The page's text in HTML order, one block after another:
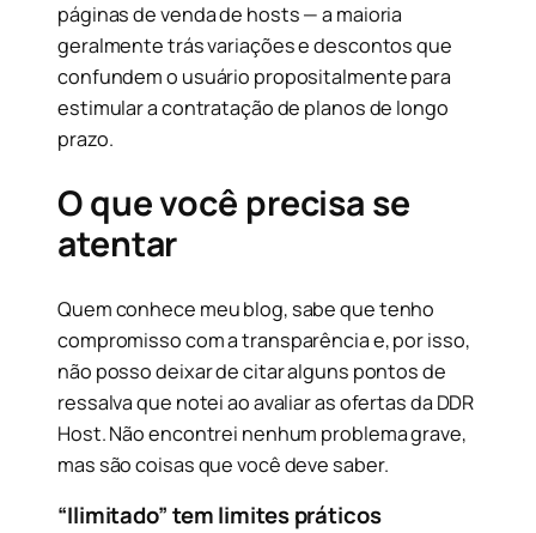
páginas de venda de hosts — a maioria
geralmente trás variações e descontos que
confundem o usuário propositalmente para
estimular a contratação de planos de longo
prazo.
O que você precisa se
atentar
Quem conhece meu blog, sabe que tenho
compromisso com a transparência e, por isso,
não posso deixar de citar alguns pontos de
ressalva que notei ao avaliar as ofertas da DDR
Host. Não encontrei nenhum problema grave,
mas são coisas que você deve saber.
“Ilimitado” tem limites práticos